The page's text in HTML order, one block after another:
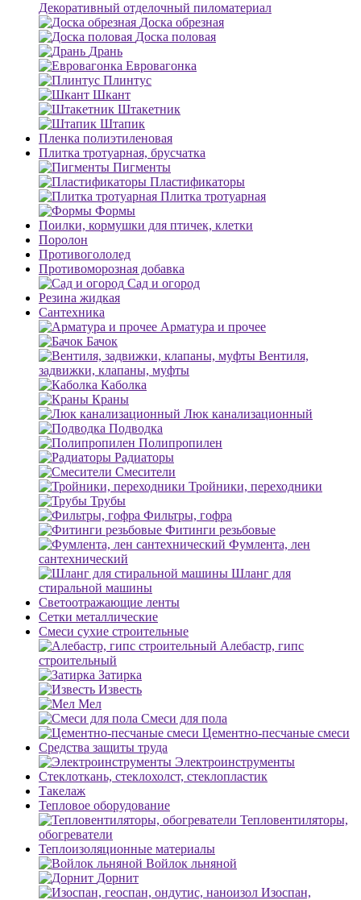
Декоративный отделочный пиломатериал
Доска обрезная
Доска половая
Дрань
Евровагонка
Плинтус
Шкант
Штакетник
Штапик
Пленка полиэтиленовая
Плитка тротуарная, брусчатка
Пигменты
Пластификаторы
Плитка тротуарная
Формы
Поилки, кормушки для птичек, клетки
Поролон
Противогололед
Противоморозная добавка
Сад и огород
Резина жидкая
Сантехника
Арматура и прочее
Бачок
Вентиля,
задвижки, клапаны, муфты
Каболка
Краны
Люк канализационный
Подводка
Полипропилен
Радиаторы
Смесители
Тройники, переходники
Трубы
Фильтры, гофра
Фитинги резьбовые
Фумлента, лен
сантехнический
Шланг для
стиральной машины
Светоотражающие ленты
Сетки металлические
Смеси сухие строительные
Алебастр, гипс
строительный
Затирка
Известь
Мел
Смеси для пола
Цементно-песчаные смеси
Средства защиты труда
Электроинструменты
Стеклоткань, стеклохолст, стеклопластик
Такелаж
Тепловое оборудование
Тепловентиляторы,
обогреватели
Теплоизоляционные материалы
Войлок льняной
Дорнит
Изоспан,